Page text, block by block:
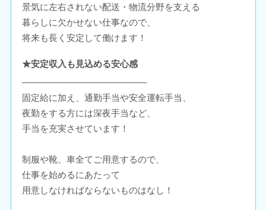
景気に左右されない配送・物流分野を支える
暮らしに欠かせない仕事なので、
将来も長く安定して働けます！
★安定収入も見込める安心感
――――――――――――――
固定給に加え、通勤手当や安全運転手当、
夜勤をする方には深夜手当など、
手当を充実させています！
制服や靴、車全てご用意するので、
仕事を始めるにあたって
用意しなければならないものはなし！